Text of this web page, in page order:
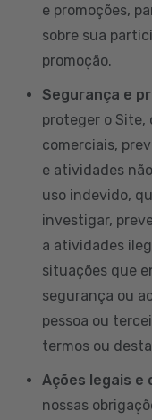
e promoções,
sobre sua
promoção.
Segurança e
proteger o Site,
comerciais,
e atividades
uso indevido,
investigar,
a atividades
situações que
segurança ou
pessoa ou
termos ou
Ações legais e
nossas